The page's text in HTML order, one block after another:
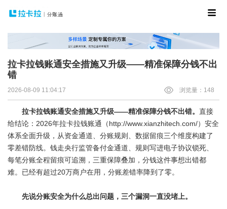
拉卡拉钱账通安全措施又升级——精准保障分钱不出
错
浏览量：148
2026-08-09 11:04:17
拉卡拉钱账通安全措施又升级——精准保障分钱不出错。 直接
给结论：2026年拉卡拉钱账通
（http://www.xianzhitech.com/）安全
体系全面升级，从资金通道、分账规则、数据留痕三个维度构建了
零差错防线。钱走央行监管备付金通道、规则写进电子协议锁死、
每笔分账全程留痕可追溯，三重保障叠加，分钱这件事想出错都
难。已经有超过20万商户在用，分账差错率降到了零。
先说分账安全为什么总出问题，三个漏洞一直没堵上。